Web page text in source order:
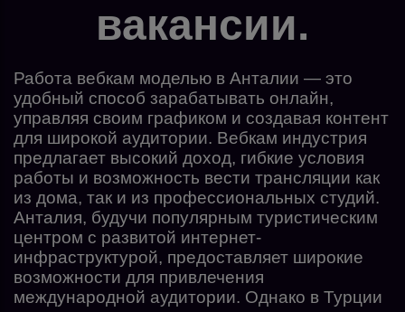
вакансии.
Работа вебкам моделью в Анталии — это
удобный способ зарабатывать онлайн,
управляя своим графиком и создавая контент
для широкой аудитории. Вебкам индустрия
предлагает высокий доход, гибкие условия
работы и возможность вести трансляции как
из дома, так и из профессиональных студий.
Анталия, будучи популярным туристическим
центром с развитой интернет-
инфраструктурой, предоставляет широкие
возможности для привлечения
международной аудитории. Однако в Турции